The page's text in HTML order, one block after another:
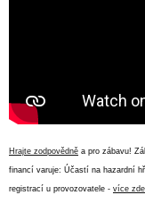
Hrajte zodpovědně a pro zábavu!
financí varuje: Účastí na hazardní
registrací u provozovatele - více zde